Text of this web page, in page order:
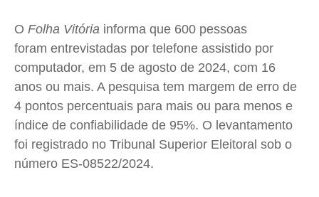
O Folha Vitória informa que 600 pessoas
foram entrevistadas por telefone assistido por
computador, em 5 de agosto de 2024, com 16
anos ou mais. A pesquisa tem margem de erro de
4 pontos percentuais para mais ou para menos e
índice de confiabilidade de 95%. O levantamento
foi registrado no Tribunal Superior Eleitoral sob o
número ES-08522/2024.